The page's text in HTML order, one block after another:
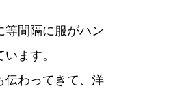
間隔に服がハン
ます。
伝わってきて、洋